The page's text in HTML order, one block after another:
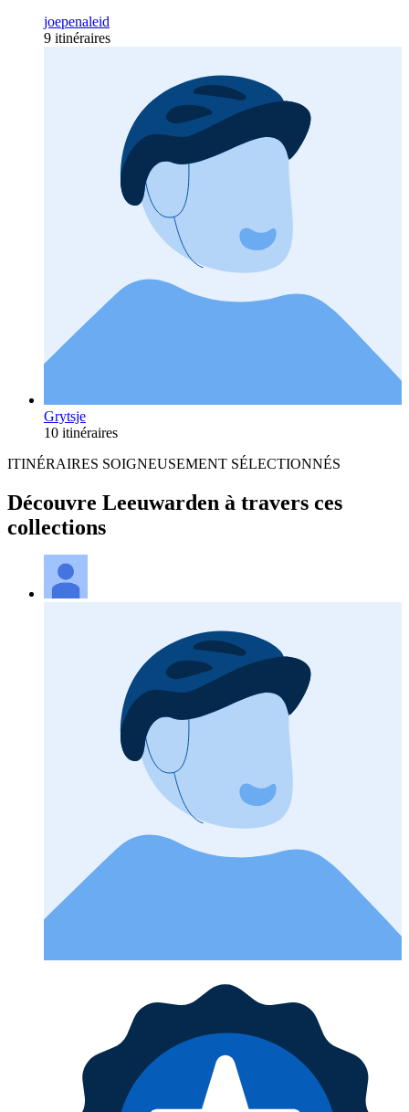
joepenaleid
9 itinéraires
Grytsje
10 itinéraires
ITINÉRAIRES SOIGNEUSEMENT SÉLECTIONNÉS
Découvre Leeuwarden à travers ces
collections